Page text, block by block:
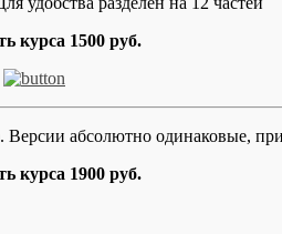
курса 1500 руб.
абсолютно одинаковые,
курса 1900 руб.